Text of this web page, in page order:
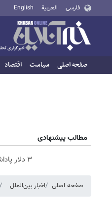
فارسی العربية English
صفحه اصلی سیاست اقتصاد
مطالب پیشنهادی
۳ دلار پاداش در هر لات معاملاتی در بروکر اینوسلو
صفحه اصلی اخبار بین‌الملل